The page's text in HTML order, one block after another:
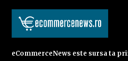
eCommerceNews este sursa ta